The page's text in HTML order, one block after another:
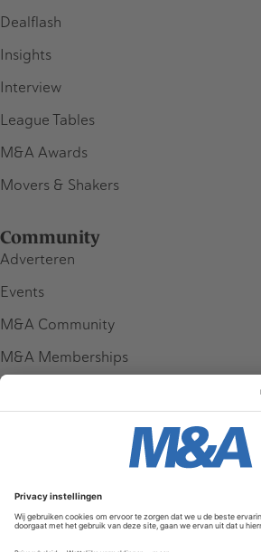
Dealflash
Insights
Interview
League Tables
M&A Awards
Movers & Shakers
Community
Adverteren
Events
M&A Community
M&A Memberships
Service & Contact
Contact